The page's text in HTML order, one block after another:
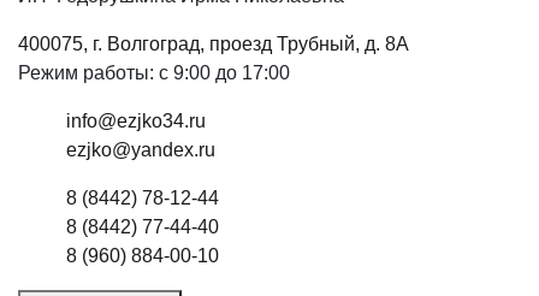
400075, г. Волгоград, проезд Трубный, д. 8А
Режим работы: с 9:00 до 17:00
info@ezjko34.ru
ezjko@yandex.ru
8 (8442) 78-12-44
8 (8442) 77-44-40
8 (960) 884-00-10